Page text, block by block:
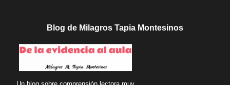
Blog de Milagros Tapia Montesinos
Un blog sobre comprensión lectora muy